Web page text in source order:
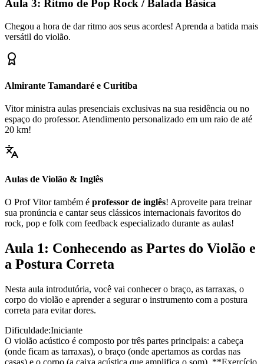
Aula 3: Ritmo de Pop Rock / Balada Básica
Chegou a hora de dar ritmo aos seus acordes! Aprenda a batida mais
versátil do violão.
Almirante Tamandaré e Curitiba
Vitor ministra aulas presenciais exclusivas na sua residência ou no
espaço do professor. Atendimento personalizado em um raio de até
20 km!
Aulas de Violão & Inglês
O Prof Vitor também é professor de inglês! Aproveite para treinar
sua pronúncia e cantar seus clássicos internacionais favoritos do
rock, pop e folk com feedback especializado durante as aulas!
Aula 1: Conhecendo as Partes do Violão e
a Postura Correta
Nesta aula introdutória, você vai conhecer o braço, as tarraxas, o
corpo do violão e aprender a segurar o instrumento com a postura
correta para evitar dores.
Dificuldade:Iniciante
O violão acústico é composto por três partes principais: a cabeça
(onde ficam as tarraxas), o braço (onde apertamos as cordas nas
casas) e o corpo (a caixa acústica que amplifica o som). **Exercício